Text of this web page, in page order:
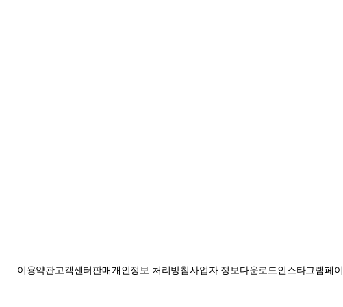
이용약관고객센터판매개인정보 처리방침사업자 정보다운로드인스타그램페